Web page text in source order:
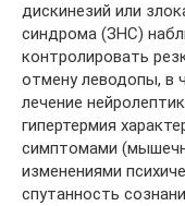
дискинезий или
синдрома (ЗНС)
контролировать
отмену леводопы, в
лечение
гипертермия
симптомами
изменениями
спутанность